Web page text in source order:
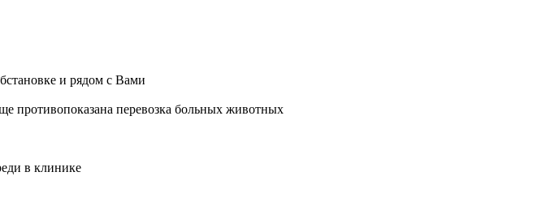
и рядом с Вами
противопоказана перевозка больных животных
в клинике